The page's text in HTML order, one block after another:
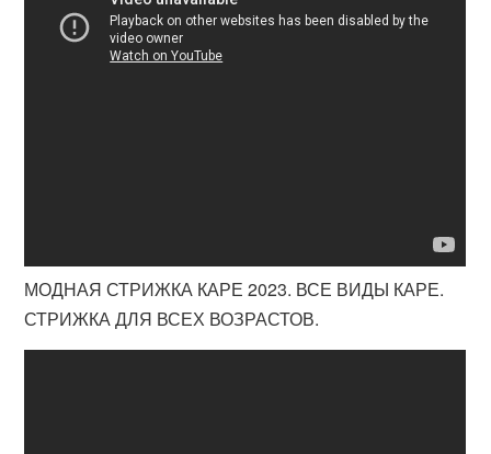
МОДНАЯ СТРИЖКА КАРЕ 2023. ВСЕ ВИДЫ КАРЕ.
СТРИЖКА ДЛЯ ВСЕХ ВОЗРАСТОВ.